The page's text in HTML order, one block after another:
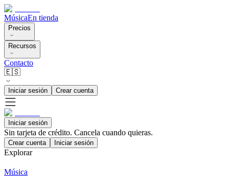
MúsicaEn tienda
Precios
Recursos
Contacto
🇪🇸
Iniciar sesión Crear cuenta
Iniciar sesión
Sin tarjeta de crédito. Cancela cuando quieras.
Crear cuenta Iniciar sesión
Explorar
Música